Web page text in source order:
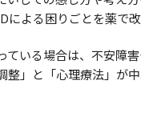
よる困りごとを薬で
ている場合は、不安障
」と「心理療法」が中